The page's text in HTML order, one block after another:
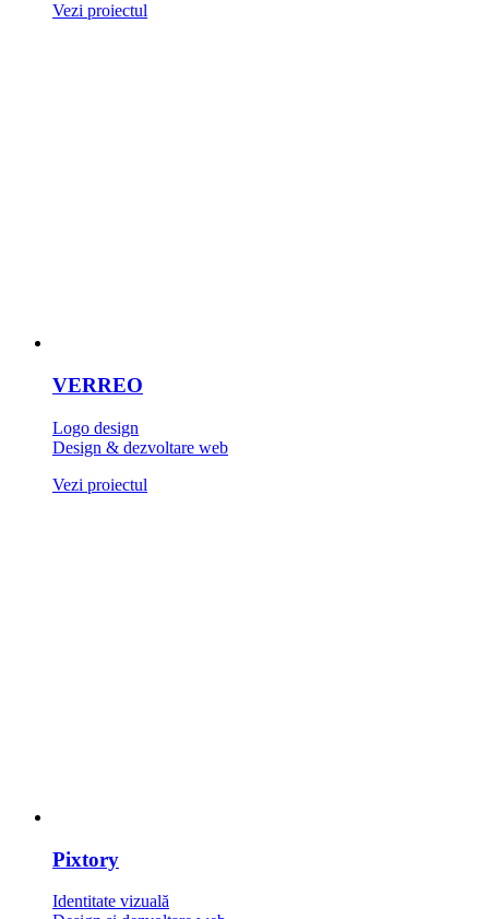
Vezi proiectul
VERREO
Logo design
Design & dezvoltare web
Vezi proiectul
Pixtory
Identitate vizuală